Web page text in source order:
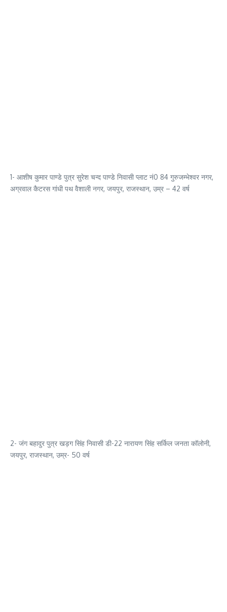
1- आशीष कुमार पाण्डे पुत्र सुरेश चन्द पाण्डे निवासी प्लाट नं0 84 गुरुजम्भेश्वर नगर,
अग्रवाल कैटरस गांधी पथ वैशाली नगर, जयपुर, राजस्थान, उम्र – 42 वर्ष
2- जंग बहादुर पुत्र खड़ग सिंह निवासी डी-22 नारायण सिंह सर्किल जनता कॉलोनी,
जयपुर, राजस्थान, उम्र- 50 वर्ष